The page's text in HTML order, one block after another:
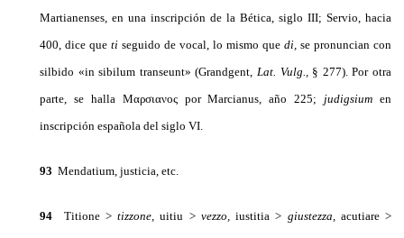
Martianenses, en una inscripción de la Bética, siglo III; Servio, hacia
400, dice que ti seguido de vocal, lo mismo que di, se pronuncian con
silbido «in sibilum transeunt» (Grandgent, Lat. Vulg., § 277). Por otra
parte, se halla Μαρσιανος por Marcianus, año 225; judigsiumen
inscripción española del siglo VI.
93 Mendatium, justicia, etc.
94 Titione > tizzone,uitiu > vezzo, iustitia > giustezza, acutiare >